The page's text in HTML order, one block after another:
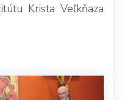
Krista Veľkňaza